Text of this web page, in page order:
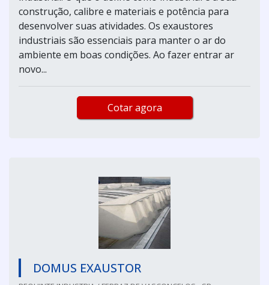
construção, calibre e materiais e potência para
desenvolver suas atividades. Os exaustores
industriais são essenciais para manter o ar do
ambiente em boas condições. Ao fazer entrar ar
novo...
Cotar agora
DOMUS EXAUSTOR